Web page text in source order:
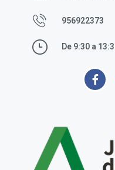
956922373
De 9:30 a